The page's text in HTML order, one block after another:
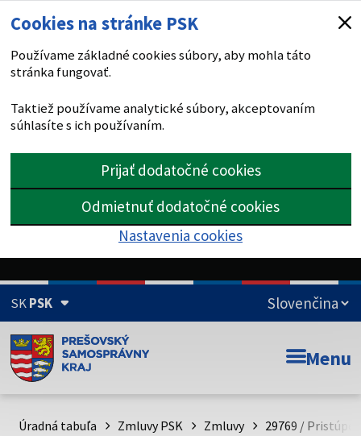
Cookies na stránke PSK
Používame základné cookies súbory, aby mohla táto
stránka fungovať.
Taktiež používame analytické súbory, akceptovaním
súhlasíte s ich používaním.
Prijať dodatočné cookies
Odmietnuť dodatočné cookies
Nastavenia cookies
SKPSK
Doména psk.sk je oficiálna
Toto je oficiálna webová stránka Prešovského
psk.sk.
Menu
Úradná tabuľa Zmluvy PSK Zmluvy 29769 /